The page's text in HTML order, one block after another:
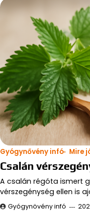
Gyógynővény infó Mire
Csalán
A csalán régóta ismert
vérszegénység ellen is
Gyógynövény infó